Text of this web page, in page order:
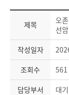
제목
오
선
작성일자
조회수
561
담당부서
대